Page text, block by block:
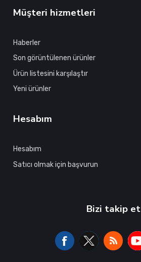
Müşteri hizmetleri
Haberler
Son görüntülenen ürünler
Ürün listesini karşılaştır
Yeni ürünler
Hesabım
Hesabım
Satıcı olmak için başvurun
Bizi takip et